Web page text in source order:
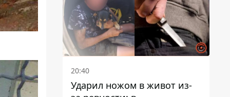
20:40
Ударил ножом в живот из-